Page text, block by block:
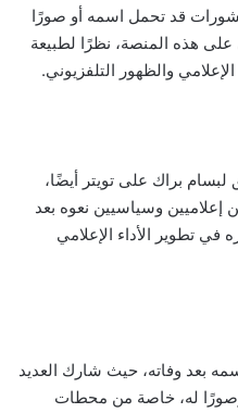
قد تحمل اسمه أو صورًا
هذه المنصة، نظرًا لطبيعة
والظهور التلفزيوني.
براك على تويتر أيضًا،
وسياسيين نعوه بعد
في تطوير الأداء الإعلامي
بعد وفاته، حيث شارك العديد
له، خاصة من محطات